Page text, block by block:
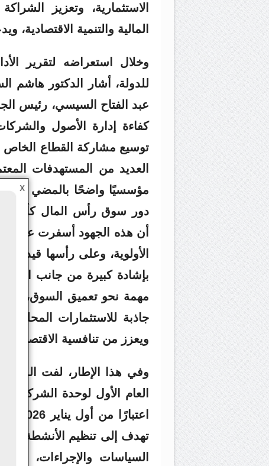
الاستثمارية، وتعزيز
المالية والتنمية
وخلال استعراضه لتقرير
للدولة، أشار الدكتور هاشم
عبد الفتاح السيسي، رئيس
كفاءة إدارة الأصول
توسيع مشاركة القطاع الخاص
العديد من المستهدفات
مؤسسيًا واضحًا بالمضي قدمًا في
دور سوق رأس المال كأحد
أن هذه الجهود أسفرت عن
الأولوية، وعلى رأسها قيد
بإشادة كبيرة من جانب
مهمة نحو تعميق السوق،
جاذبة للاستثمارات المحلية
ويعزز من تنافسية الاقتصاد
وفي هذا الإطار، لفت
العام الأول لوحدة الشركات
تهدف إلى تنظيم الأنشطة ورفع
السياسات والإجراءات،
X